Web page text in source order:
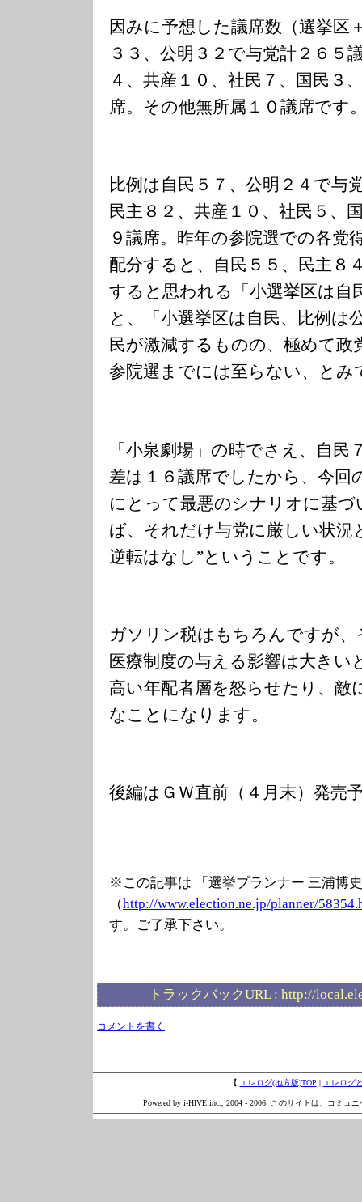
因みに予想した議席数（選挙区
３３、公明３２で与党計２６５
４、共産１０、社民７、国民３
席。その他無所属１０議席です
比例は自民５７、公明２４で与
民主８２、共産１０、社民５、
９議席。昨年の参院選での各党
配分すると、自民５５、民主８
すると思われる「小選挙区は自
と、「小選挙区は自民、比例は
民が激減するものの、極めて政
参院選までには至らない、とみ
「小泉劇場」の時でさえ、自民
差は１６議席でしたから、今回
にとって最悪のシナリオに基
ば、それだけ与党に厳しい状況
逆転はなし”ということです。
ガソリン税はもちろんですが、
医療制度の与える影響は大きい
高い年配者層を怒らせたり、敵
なことになります。
後編はＧＷ直前（４月末）発売
※この記事は 「選挙プランナー 三浦博
（http://www.election.ne.jp/planner/
す。ご了承下さい。
トラックバックURL : http://
コメントを書く
【 エレログ(地方版)TOP | エレログ
Powered by i-HIVE inc., 2004 - 2006. このサイトは、コミュ